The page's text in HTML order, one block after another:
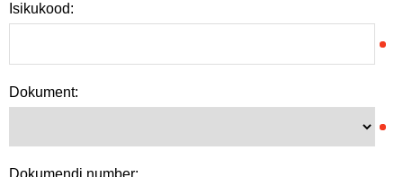
Isikukood:
Dokument: